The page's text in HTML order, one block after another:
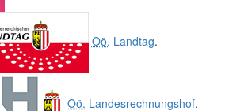
Oö. Landtag.
Oö. Landesrechnungshof.